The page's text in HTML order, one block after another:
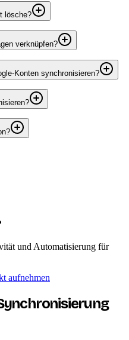
lösche?
verknüpfen?
Konten synchronisieren?
und Automatisierung für
aufnehmen